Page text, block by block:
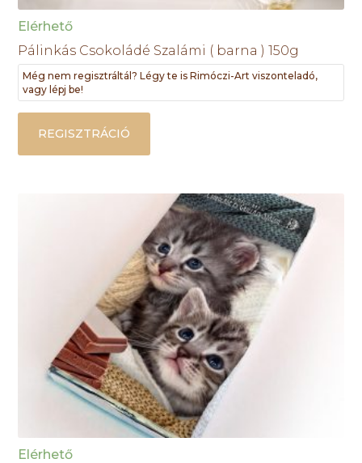
Elérhető
Pálinkás Csokoládé Szalámi ( barna ) 150g
Még nem regisztráltál? Légy te is Rimóczi-Art viszonteladó,
vagy lépj be!
REGISZTRÁCIÓ
Elérhető